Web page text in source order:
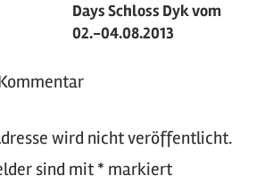
Days Schloss Dyk vom
02.-04.08.2013
wird nicht veröffentlicht.
sind mit* markiert